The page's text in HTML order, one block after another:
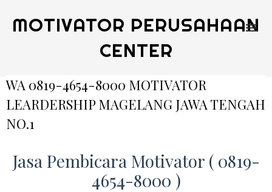
MOTIVATOR PERUSAHAAN
CENTER
WA 0819-4654-8000 MOTIVATOR
LEARDERSHIP MAGELANG JAWA TENGAH
NO.1
Jasa Pembicara Motivator ( 0819-
4654-8000 )